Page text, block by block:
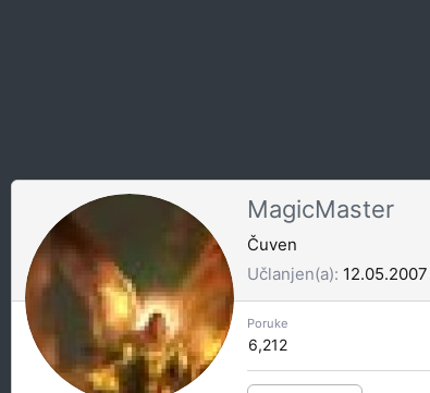
MagicMaster
Čuven
Učlanjen(a) 12.05.2007
Poruke
6,212